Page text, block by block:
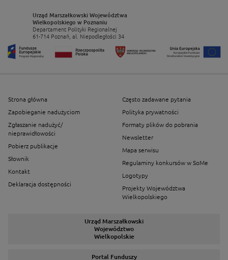
Urząd Marszałkowski Województwa
Wielkopolskiego w Poznaniu
Departament Polityki Regionalnej
61-714 Poznań, al. Niepodległości 34
Strona główna
Zapobieganie nadużyciom
Zgłaszanie nadużyć/
nieprawidłowości
Pobierz publikacje
Słownik
Kontakt
Deklaracja dostępności
Często zadawane pytania
Polityka prywatności
Formaty plików do pobrania
Newsletter
Mapa serwisu
Regulaminy konkursów w SoMe
Logotypy
Projekty Województwa
Wielkopolskiego
Urząd Marszałkowski
Województwo
Wielkopolskie
Portal Funduszy